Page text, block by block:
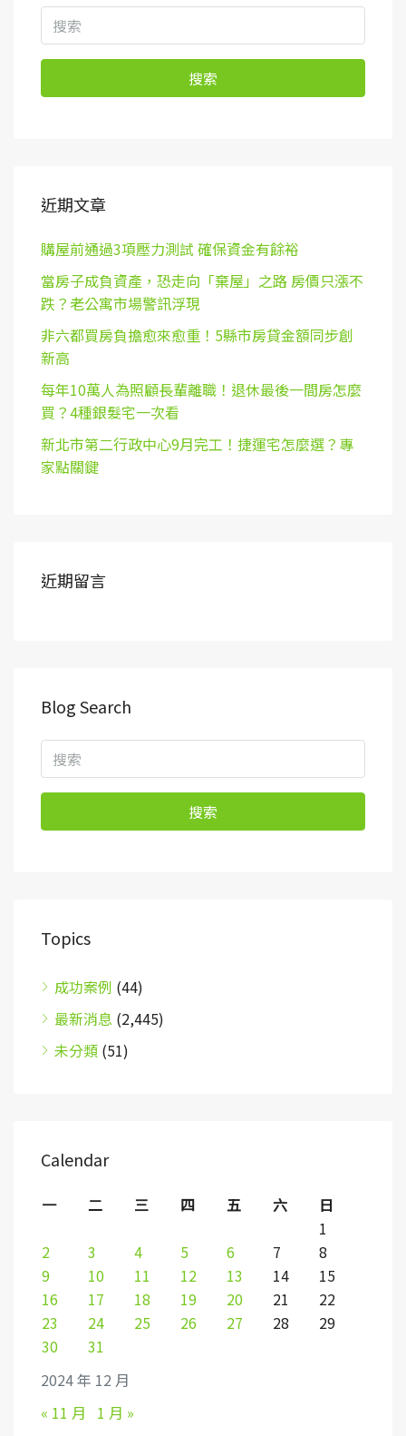
搜索
近期文章
購屋前通過3項壓力測試 確保資金有餘裕
當房子成負資產，恐走向「棄屋」之路 房價只漲不
跌？老公寓市場警訊浮現
非六都買房負擔愈來愈重！5縣市房貸金額同步創
新高
每年10萬人為照顧長輩離職！退休最後一間房怎麼
買？4種銀髮宅一次看
新北市第二行政中心9月完工！捷運宅怎麼選？專
家點關鍵
近期留言
Blog Search
搜索
Topics
成功案例 (44)
最新消息 (2,445)
未分類 (51)
Calendar
2024 年 12 月
一 二 三 四 五 六
日
1
2
3 4 5 6 7
8
9
10 11 12 13 14
15
16
17 18 19 20 21
22
23
24 25 26 27 28
29
30
31
« 11 月 1 月 »